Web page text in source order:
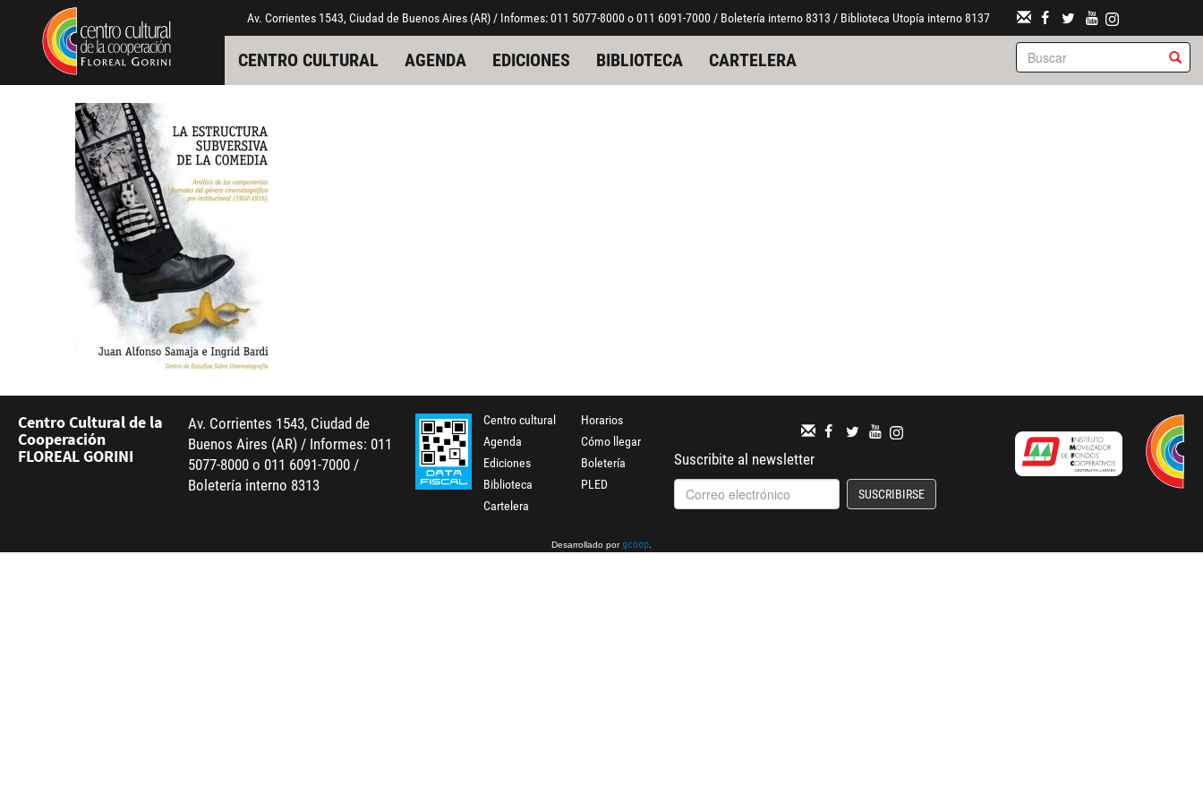
Pasar al contenido principal
Jump to main content Av. Corrientes 1543, Ciudad de Buenos Aires (AR) / Informes: 011 5077-8000 o 011 6091-7000 / Boletería interno 8313 / Biblioteca Utopía interno 8137
CENTRO CULTURAL AGENDA EDICIONES BIBLIOTECA CARTELERA
Centro Cultural de la
Cooperación
FLOREAL GORINI
Av. Corrientes 1543, Ciudad de
Buenos Aires (AR) / Informes: 011
5077-8000 o 011 6091-7000 /
Boletería interno 8313
Centro cultural
Agenda
Ediciones
Biblioteca
Cartelera
Horarios
Cómo llegar
Boletería
PLED
Suscribite al newsletter
SUSCRIBIRSE
Desarrollado por gcoop.